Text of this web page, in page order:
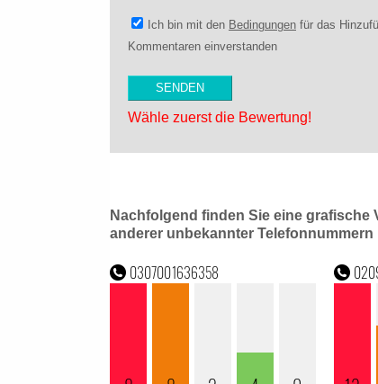
Ich bin mit den Bedingungen für das
Kommentaren einverstanden
Wähle zuerst die Bewertung!
Nachfolgend finden Sie eine
anderer unbekannter Telefonnummern